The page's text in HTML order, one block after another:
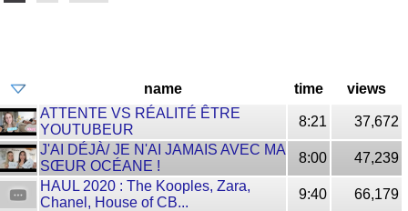
name time
views
ATTENTE VS RÉALITÉ ÊTRE
YOUTUBEUR
8:21
37,672
J'AI DÉJÀ/ JE N'AI JAMAIS AVEC MA
SŒUR OCÉANE !
8:00
47,239
HAUL 2020 : The Kooples, Zara,
Chanel, House of CB...
9:40
66,179